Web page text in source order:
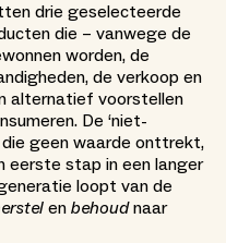
drie geselecteerde
die – vanwege de
worden, de
de verkoop en
alternatief voorstellen
De ‘niet-
die geen waarde onttrekt,
eerste stap in een langer
loopt van de
en behoudnaar